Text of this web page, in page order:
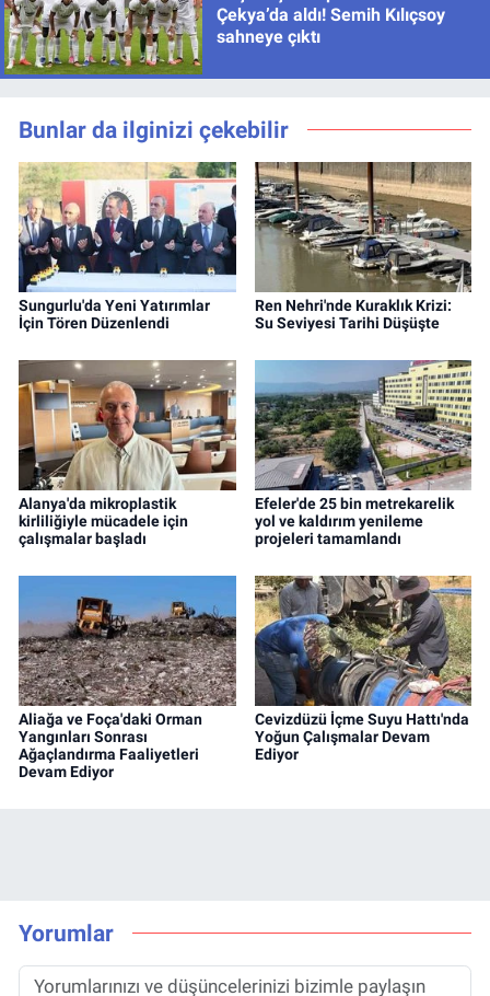
Çekya’da aldı! Semih Kılıçsoy
sahneye çıktı
Bunlar da ilginizi çekebilir
Sungurlu'da Yeni Yatırımlar
İçin Tören Düzenlendi
Ren Nehri'nde Kuraklık Krizi:
Su Seviyesi Tarihi Düşüşte
Alanya'da mikroplastik
kirliliğiyle mücadele için
çalışmalar başladı
Efeler'de 25 bin metrekarelik
yol ve kaldırım yenileme
projeleri tamamlandı
Aliağa ve Foça'daki Orman
Yangınları Sonrası
Ağaçlandırma Faaliyetleri
Devam Ediyor
Cevizdüzü İçme Suyu Hattı'nda
Yoğun Çalışmalar Devam
Ediyor
Yorumlar